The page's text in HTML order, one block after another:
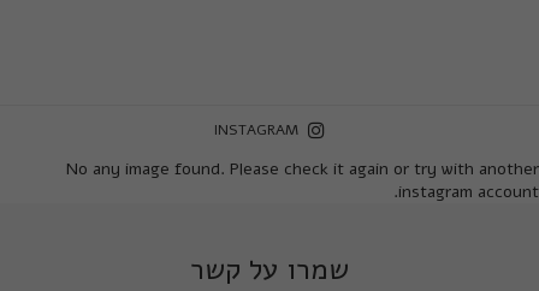
INSTAGRAM
No any image found. Please check it again or try with another
instagram account.
שמרו על קשר